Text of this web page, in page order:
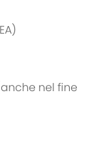
nel fine